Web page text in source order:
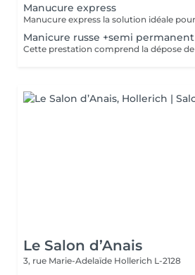
Manucure express
Manicure russe +semi permanent
Le Salon d’Anais
3, rue Marie-Adelaïde Hollerich L-2128